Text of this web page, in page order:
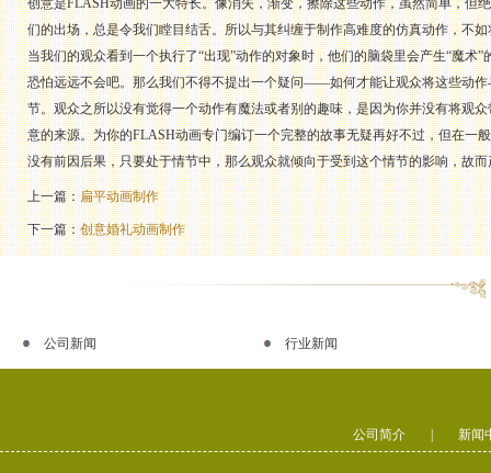
创意是FLASH动画的一大特长。像消失，渐变，擦除这些动作，虽然简单，但
们的出场，总是令我们瞠目结舌。所以与其纠缠于制作高难度的仿真动作，不
当我们的观众看到一个执行了“出现”动作的对象时，他们的脑袋里会产生“魔术”
恐怕远远不会吧。那么我们不得不提出一个疑问——如何才能让观众将这些动
节。观众之所以没有觉得一个动作有魔法或者别的趣味，是因为你并没有将观
意的来源。为你的FLASH动画专门编订一个完整的故事无疑再好不过，但在一
没有前因后果，只要处于情节中，那么观众就倾向于受到这个情节的影响，故
上一篇：扁平动画制作
下一篇：创意婚礼动画制作
公司新闻 行业新闻
公司简介 新闻